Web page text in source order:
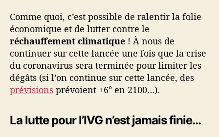
Comme quoi, c’est possible de ralentir la folie
économique et de lutter contre le
réchauffement climatique ! À nous de
continuer sur cette lancée une fois que la crise
du coronavirus sera terminée pour limiter les
dégâts (si l’on continue sur cette lancée, des
prévisions prévoient +6° en 2100…).
La lutte pour l’IVG n’est jamais finie…